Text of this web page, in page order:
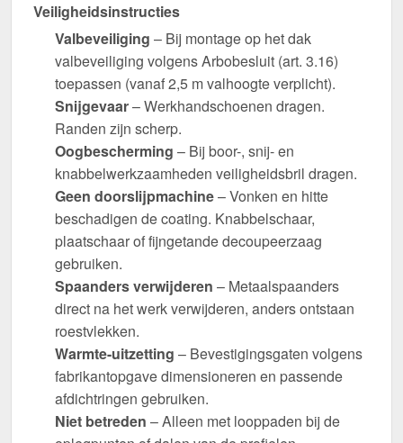
Veiligheidsinstructies
Valbeveiliging – Bij montage op het dak
valbeveiliging volgens Arbobesluit (art. 3.16)
toepassen (vanaf 2,5 m valhoogte verplicht).
Snijgevaar– Werkhandschoenen dragen.
Randen zijn scherp.
Oogbescherming – Bij boor-, snij- en
knabbelwerkzaamheden veiligheidsbril dragen.
Geen doorslijpmachine– Vonken en hitte
beschadigen de coating. Knabbelschaar,
plaatschaar of fijngetande decoupeerzaag
gebruiken.
Spaanders verwijderen – Metaalspaanders
direct na het werk verwijderen, anders ontstaan
roestvlekken.
Warmte-uitzetting – Bevestigingsgaten volgens
fabrikantopgave dimensioneren en passende
afdichtringen gebruiken.
Niet betreden – Alleen met looppaden bij de